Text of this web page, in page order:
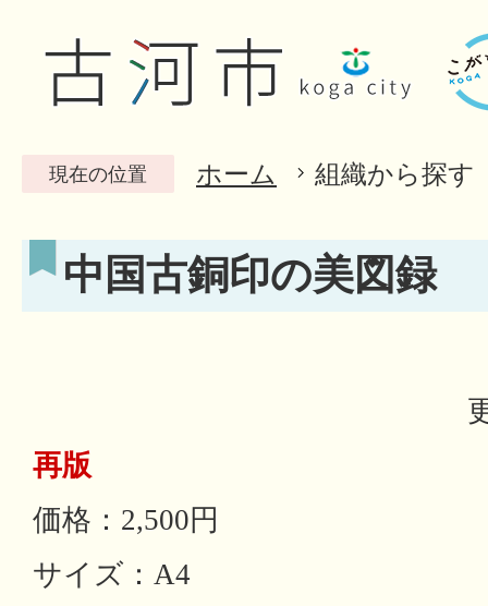
現在の位置 ホーム 組織から探す
中国古銅印の美図録
再版
価格：2,500円
サイズ：A4